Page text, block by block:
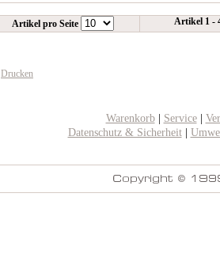
Artikel pro Seite Artikel 1 -
Drucken
Warenkorb| Service|
Datenschutz & Sicherheit|